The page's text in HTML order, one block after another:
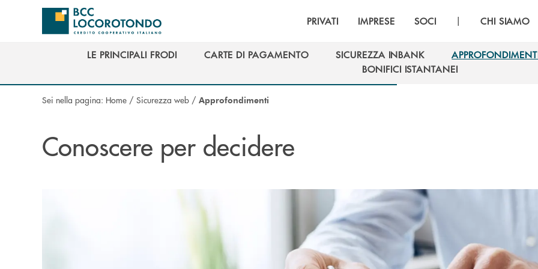
Salta al contenuto principale
PRIVATI IMPRESE SOCI | CHI SIAMO
LE PRINCIPALI FRODI
CARTE DI PAGAMENTO
SICUREZZA INBANK
SICUREZZA INBANK
APPROFONDIMENTI
BONIFICI ISTANTANEI
BONIFICI ISTANTANEI
Sei nella pagina: Home / Sicurezza web / Approfondimenti
Conoscere per decidere